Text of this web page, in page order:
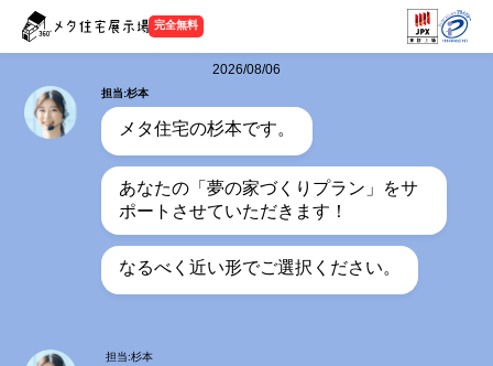
完全無料
2026/08/06
担当:杉本
メタ住宅の杉本です。
あなたの「夢の家づくりプラン」をサ
ポートさせていただきます！
なるべく近い形でご選択ください。
担当:杉本